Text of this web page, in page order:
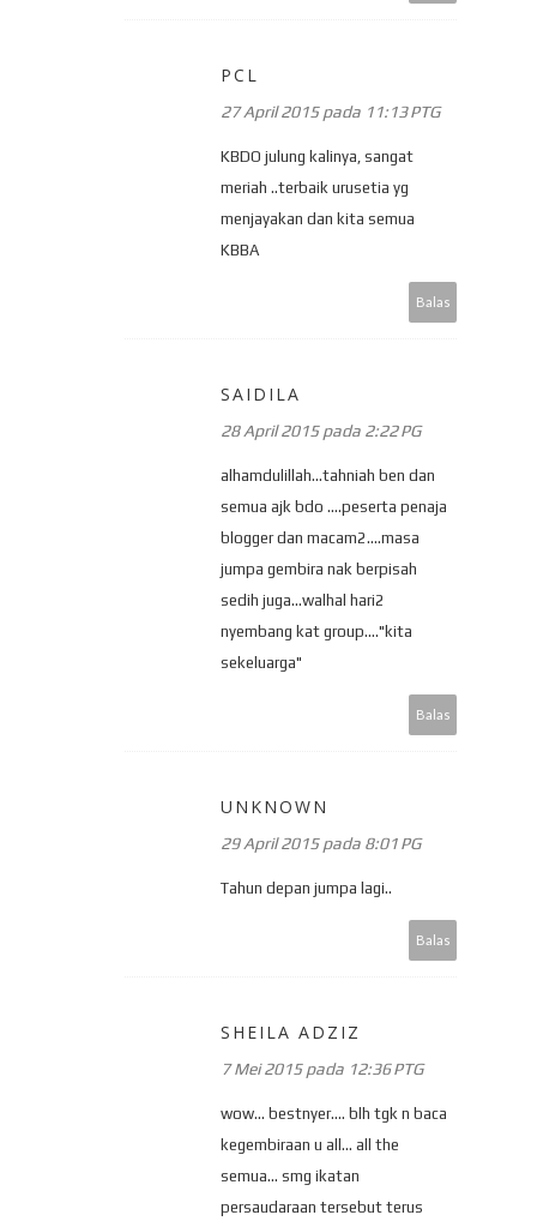
PCL
27 April 2015 pada 11:13 PTG
KBDO julung kalinya, sangat
meriah ..terbaik urusetia yg
menjayakan dan kita semua
KBBA
Balas
SAIDILA
28 April 2015 pada 2:22 PG
alhamdulillah...tahniah ben dan
semua ajk bdo ....peserta penaja
blogger dan macam2....masa
jumpa gembira nak berpisah
sedih juga...walhal hari2
nyembang kat group...."kita
sekeluarga"
Balas
UNKNOWN
29 April 2015 pada 8:01 PG
Tahun depan jumpa lagi..
Balas
SHEILA ADZIZ
7 Mei 2015 pada 12:36 PTG
wow... bestnyer.... blh tgk n baca
kegembiraan u all... all the
semua... smg ikatan
persaudaraan tersebut terus